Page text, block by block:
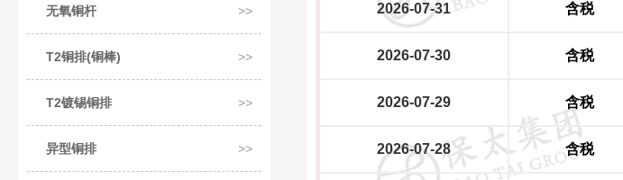
无氧铜杆
T2铜排(铜棒)
T2镀锡铜排
异型铜排
2026-07-31 含税
2026-07-30 含税
2026-07-29 含税
2026-07-28 含税